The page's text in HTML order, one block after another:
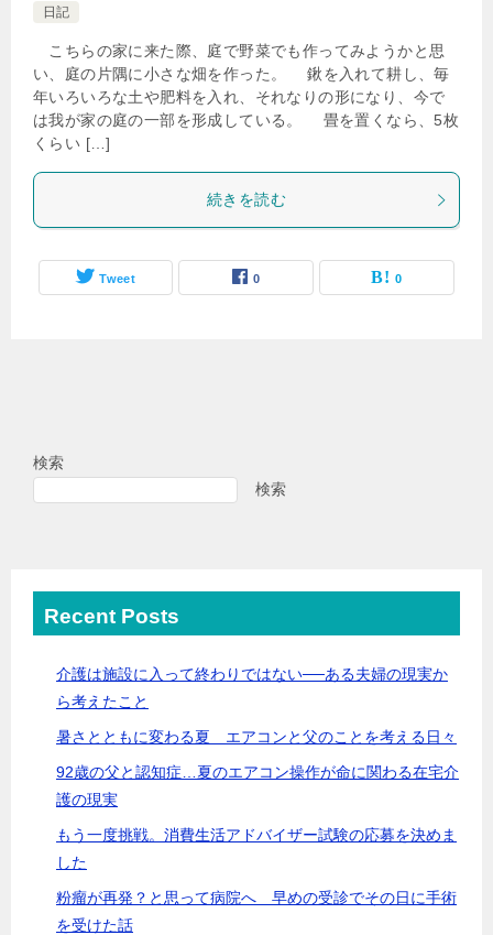
日記
こちらの家に来た際、庭で野菜でも作ってみようかと思
い、庭の片隅に小さな畑を作った。 鍬を入れて耕し、毎
年いろいろな土や肥料を入れ、それなりの形になり、今で
は我が家の庭の一部を形成している。 畳を置くなら、5枚
くらい […]
続きを読む
Tweet 0 0
検索
検索
Recent Posts
介護は施設に入って終わりではない──ある夫婦の現実か
ら考えたこと
暑さとともに変わる夏 エアコンと父のことを考える日々
92歳の父と認知症…夏のエアコン操作が命に関わる在宅介
護の現実
もう一度挑戦。消費生活アドバイザー試験の応募を決めま
した
粉瘤が再発？と思って病院へ 早めの受診でその日に手術
を受けた話